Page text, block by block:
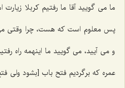
ما می گویید آقا ما رفتیم کربلا
پس معلوم است که هست، چرا وقتی
و می آیید، می گویید ما اینهمه راه
عمره که برگردیم فتح باب [بشود ولی